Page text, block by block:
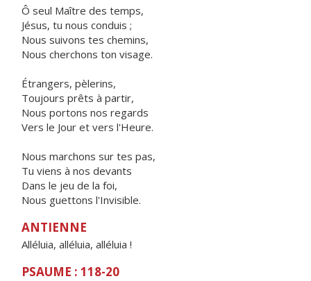
Ô seul Maître des temps,
Jésus, tu nous conduis ;
Nous suivons tes chemins,
Nous cherchons ton visage.
Étrangers, pèlerins,
Toujours prêts à partir,
Nous portons nos regards
Vers le Jour et vers l'Heure.
Nous marchons sur tes pas,
Tu viens à nos devants
Dans le jeu de la foi,
Nous guettons l'Invisible.
ANTIENNE
Alléluia, alléluia, alléluia !
PSAUME : 118-20